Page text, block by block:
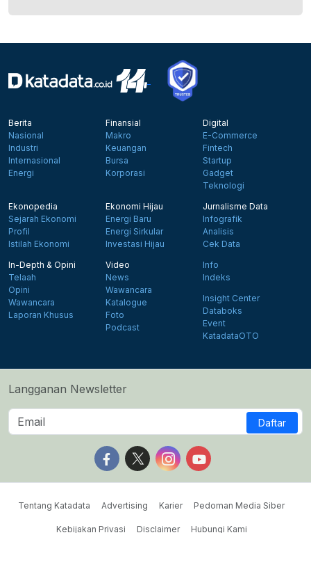
Berita
Nasional
Industri
Internasional
Energi
Finansial
Makro
Keuangan
Bursa
Korporasi
Digital
E-Commerce
Fintech
Startup
Gadget
Teknologi
Ekonopedia
Sejarah Ekonomi
Profil
Istilah Ekonomi
Ekonomi Hijau
Energi Baru
Energi Sirkular
Investasi Hijau
Jurnalisme Data
Infografik
Analisis
Cek Data
In-Depth & Opini
Telaah
Opini
Wawancara
Laporan Khusus
Video
News
Wawancara
Katalogue
Foto
Podcast
Info
Indeks
Insight Center
Databoks
Event
KatadataOTO
Langganan Newsletter
Daftar
Follow us on Facebook
Follow us on X
Follow us on Instagram
Follow us on
Tentang Katadata Advertising Karier Pedoman Media Siber
Kebijakan Privasi Disclaimer Hubungi Kami